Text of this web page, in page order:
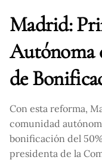
Madrid:
Autónoma
de
Con esta reforma,
comunidad
bonificación del
presidenta de la